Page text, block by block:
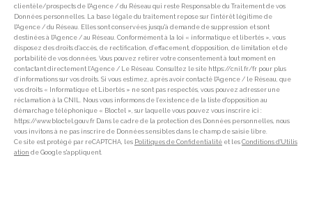
clientèle/prospects de l'Agence / du Réseau qui reste Responsable du Traitement de vos
Données personnelles. La base légale du traitement repose sur l'intérêt légitime de
l'Agence / du Réseau. Elles sont conservées jusqu'à demande de suppression et sont
destinées à l'Agence / au Réseau. Conformément à la loi « informatique et libertés », vous
disposez des droits d’accès, de rectification, d’effacement, d’opposition, de limitation et de
portabilité de vos données. Vous pouvez retirer votre consentement à tout moment en
contactant directement l’Agence / Le Réseau. Consultez le site https://cnil.fr/fr pour plus
d’informations sur vos droits. Si vous estimez, après avoir contacté l'Agence / le Réseau, que
vos droits « Informatique et Libertés » ne sont pas respectés, vous pouvez adresser une
réclamation à la CNIL. Nous vous informons de l’existence de la liste d'opposition au
démarchage téléphonique « Bloctel », sur laquelle vous pouvez vous inscrire ici :
https://www.bloctel.gouv.fr Dans le cadre de la protection des Données personnelles, nous
vous invitons à ne pas inscrire de Données sensibles dans le champ de saisie libre.
Ce site est protégé par reCAPTCHA, les Politiques de Confidentialité et les Conditions d'Utilis
ation de Google s'appliquent.